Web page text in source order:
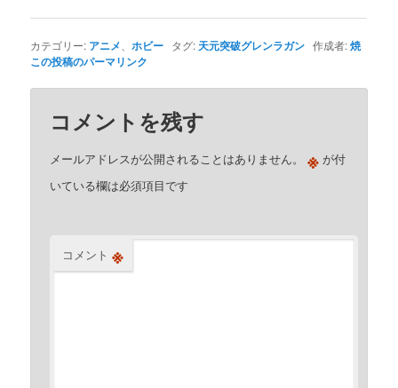
カテゴリー: アニメ 、ホビー タグ: 天元突破グレンラガン 作成者:焼
この投稿のパーマリンク
コメントを残す
メールアドレスが公開されることはありません。 ※ が付
いている欄は必須項目です
コメント ※